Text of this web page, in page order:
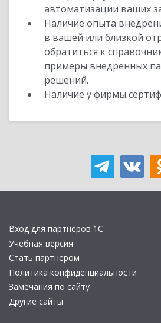
автоматизации ваших
Наличие опыта
в вашей или близкой
обратиться к
примеры внедренных
решений.
Наличие у фирмы
Вход для партнеров 1С
Учебная версия
Стать партнером
Политика конфиденциальности
Замечания по сайту
Другие сайты